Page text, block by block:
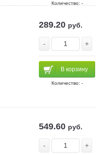
Количество: -
289.20 руб.
- +
В корзину
Количество: -
549.60 руб.
- +